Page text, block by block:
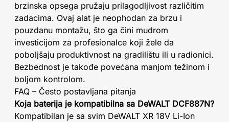
brzinska opsega pružaju prilagodljivost različitim
zadacima. Ovaj alat je neophodan za brzu i
pouzdanu montažu, što ga čini mudrom
investicijom za profesionalce koji žele da
poboljšaju produktivnost na gradilištu ili u radionici.
Bezbednost je takođe povećana manjom težinom i
boljom kontrolom.
FAQ – Često postavljana pitanja
Koja baterija je kompatibilna sa DeWALT DCF887N?
Kompatibilan je sa svim DeWALT XR 18V Li-Ion